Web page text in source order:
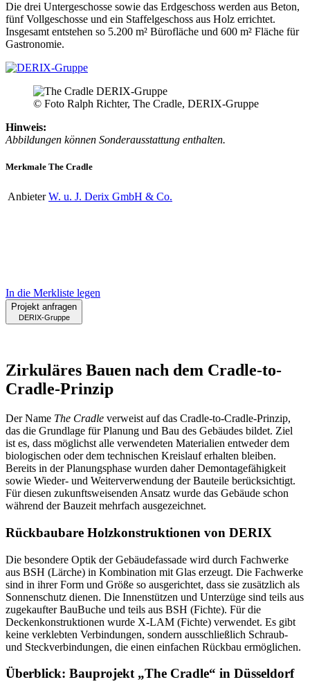
Die drei Untergeschosse sowie das Erdgeschoss werden aus Beton,
fünf Vollgeschosse und ein Staffelgeschoss aus Holz errichtet.
Insgesamt entstehen so 5.200 m² Bürofläche und 600 m² Fläche für
Gastronomie.
© Foto Ralph Richter, The Cradle, DERIX-Gruppe
Hinweis:
Abbildungen können Sonderausstattung enthalten.
Merkmale The Cradle
Anbieter W. u. J. Derix GmbH & Co.
In die Merkliste legen
Projekt anfragen
DERIX-Gruppe
Zirkuläres Bauen nach dem Cradle-to-
Cradle-Prinzip
Der Name The Cradle verweist auf das Cradle-to-Cradle-Prinzip,
das die Grundlage für Planung und Bau des Gebäudes bildet. Ziel
ist es, dass möglichst alle verwendeten Materialien entweder dem
biologischen oder dem technischen Kreislauf erhalten bleiben.
Bereits in der Planungsphase wurden daher Demontagefähigkeit
sowie Wieder- und Weiterverwendung der Bauteile berücksichtigt.
Für diesen zukunftsweisenden Ansatz wurde das Gebäude schon
während der Bauzeit mehrfach ausgezeichnet.
Rückbaubare Holzkonstruktionen von DERIX
Die besondere Optik der Gebäudefassade wird durch Fachwerke
aus BSH (Lärche) in Kombination mit Glas erzeugt. Die Fachwerke
sind in ihrer Form und Größe so ausgerichtet, dass sie zusätzlich als
Sonnenschutz dienen. Die Innenstützen und Unterzüge sind teils aus
zugekaufter BauBuche und teils aus BSH (Fichte). Für die
Deckenkonstruktionen wurde X-LAM (Fichte) verwendet. Es gibt
keine verklebten Verbindungen, sondern ausschließlich Schraub-
und Steckverbindungen, die einen einfachen Rückbau ermöglichen.
Überblick: Bauprojekt „The Cradle“ in Düsseldorf